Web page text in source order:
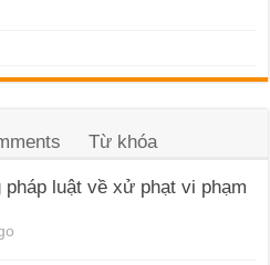
Từ khóa
pháp luật về xử phạt vi phạm